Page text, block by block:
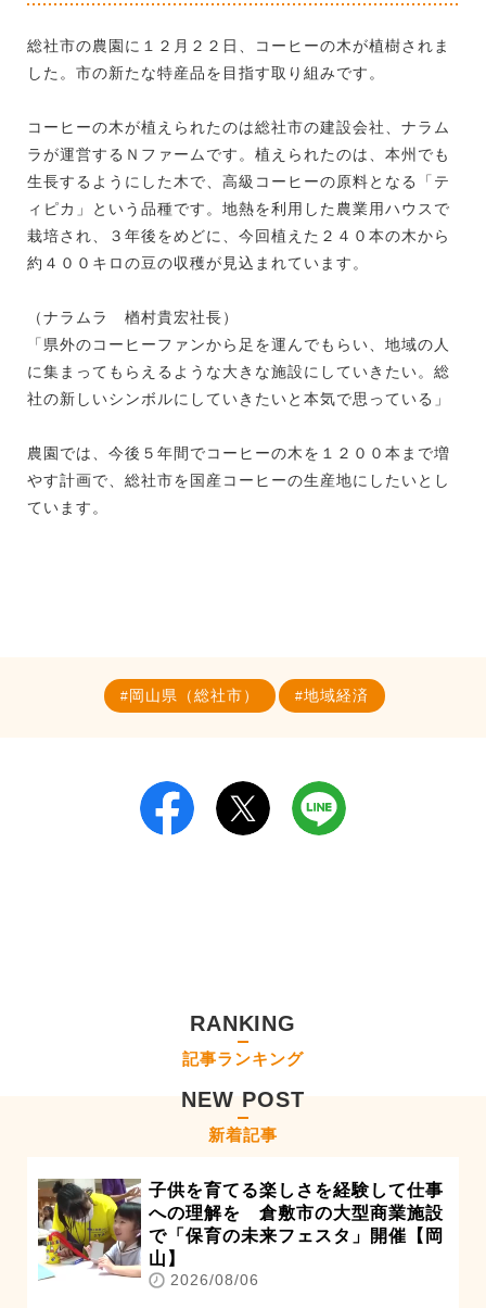
総社市の農園に１２月２２日、コーヒーの木が植樹されま
した。市の新たな特産品を目指す取り組みです。
コーヒーの木が植えられたのは総社市の建設会社、ナラム
ラが運営するＮファームです。植えられたのは、本州でも
生長するようにした木で、高級コーヒーの原料となる「テ
ィピカ」という品種です。地熱を利用した農業用ハウスで
栽培され、３年後をめどに、今回植えた２４０本の木から
約４００キロの豆の収穫が見込まれています。
（ナラムラ 楢村貴宏社長）
「県外のコーヒーファンから足を運んでもらい、地域の人
に集まってもらえるような大きな施設にしていきたい。総
社の新しいシンボルにしていきたいと本気で思っている」
農園では、今後５年間でコーヒーの木を１２００本まで増
やす計画で、総社市を国産コーヒーの生産地にしたいとし
ています。
岡山県（総社市） 地域経済
RANKING
記事ランキング
NEW POST
新着記事
子供を育てる楽しさを経験して仕事
への理解を 倉敷市の大型商業施設
で「保育の未来フェスタ」開催【岡
山】
2026/08/06